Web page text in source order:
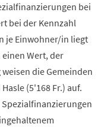
bei
bei der Kennzahl
je Einwohner/in liegt
einen Wert, der
die Gemeinden
(5'168 Fr.) auf.